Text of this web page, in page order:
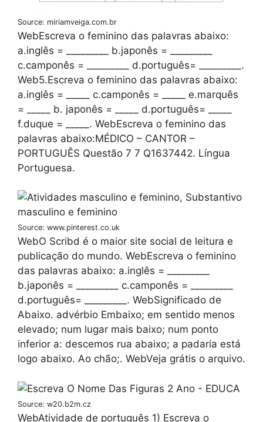
Source: miriamveiga.com.br
WebEscreva o feminino das palavras abaixo:
a.inglês = _________ b.japonês = _________
c.camponês = _________ d.português= _________.
Web5.Escreva o feminino das palavras abaixo:
a.inglês = _____ c.camponês = _____ e.marquês
= _____ b. japonês = _____ d.português= _____
f.duque = _____. WebEscreva o feminino das
palavras abaixo:MÉDICO – CANTOR –
PORTUGUÊS Questão 7 7 Q1637442. Língua
Portuguesa.
Source: www.pinterest.co.uk
WebO Scribd é o maior site social de leitura e
publicação do mundo. WebEscreva o feminino
das palavras abaixo: a.inglês = _________
b.japonês = _________ c.camponês = _________
d.português= _________. WebSignificado de
Abaixo. advérbio Embaixo; em sentido menos
elevado; num lugar mais baixo; num ponto
inferior a: descemos rua abaixo; a padaria está
logo abaixo. Ao chão;. WebVeja grátis o arquivo.
Source: w20.b2m.cz
WebAtividade de português 1) Escreva o